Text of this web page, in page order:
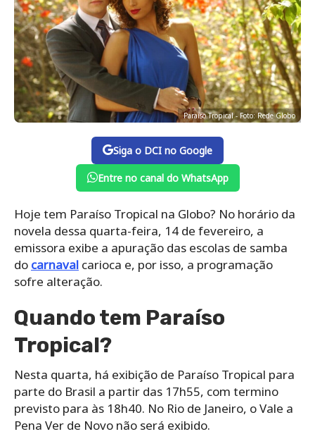
Paraíso Tropical - Foto: Rede Globo
Siga o DCI no Google
Entre no canal do WhatsApp
Hoje tem Paraíso Tropical na Globo? No horário da
novela dessa quarta-feira, 14 de fevereiro, a
emissora exibe a apuração das escolas de samba
do carnaval carioca e, por isso, a programação
sofre alteração.
Quando tem Paraíso
Tropical?
Nesta quarta, há exibição de Paraíso Tropical para
parte do Brasil a partir das 17h55, com termino
previsto para às 18h40. No Rio de Janeiro, o Vale a
Pena Ver de Novo não será exibido.